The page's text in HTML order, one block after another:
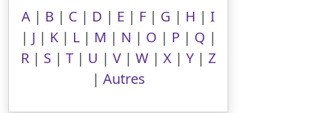
A | B | C | D | E | F | G | H | I
| J | K| L| M | N | O | P | Q |
R | S | T | U | V | W | X | Y | Z
| Autres